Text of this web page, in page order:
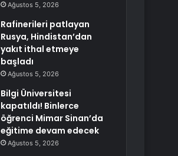
Ağustos 5, 2026
Rafinerileri patlayan
Rusya, Hindistan’dan
yakıt ithal etmeye
başladı
Ağustos 5, 2026
Bilgi Üniversitesi
kapatıldı! Binlerce
öğrenci Mimar Sinan’da
eğitime devam edecek
Ağustos 5, 2026